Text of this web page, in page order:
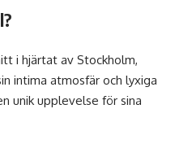
i hjärtat av Stockholm,
intima atmosfär och lyxiga
unik upplevelse för sina